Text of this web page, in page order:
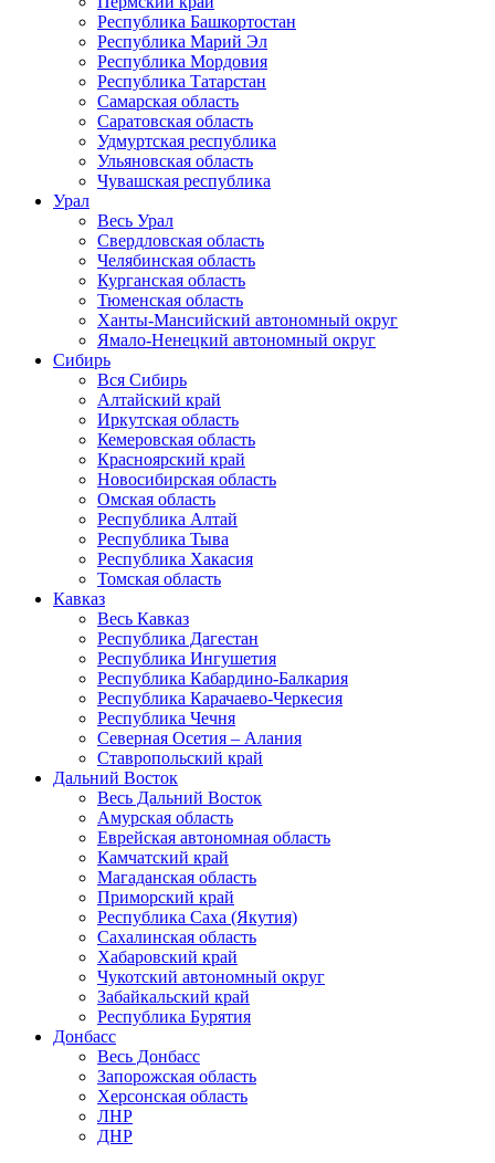
Республика Башкортостан
Республика Марий Эл
Республика Мордовия
Республика Татарстан
Самарская область
Саратовская область
Удмуртская республика
Ульяновская область
Чувашская республика
Урал
Весь Урал
Свердловская область
Челябинская область
Курганская область
Тюменская область
Ханты-Мансийский автономный округ
Ямало-Ненецкий автономный округ
Сибирь
Вся Сибирь
Алтайский край
Иркутская область
Кемеровская область
Красноярский край
Новосибирская область
Омская область
Республика Алтай
Республика Тыва
Республика Хакасия
Томская область
Кавказ
Весь Кавказ
Республика Дагестан
Республика Ингушетия
Республика Кабардино-Балкария
Республика Карачаево-Черкесия
Республика Чечня
Северная Осетия – Алания
Ставропольский край
Дальний Восток
Весь Дальний Восток
Амурская область
Еврейская автономная область
Камчатский край
Магаданская область
Приморский край
Республика Саха (Якутия)
Сахалинская область
Хабаровский край
Чукотский автономный округ
Забайкальский край
Республика Бурятия
Донбасс
Весь Донбасс
Запорожская область
Херсонская область
ЛНР
ДНР